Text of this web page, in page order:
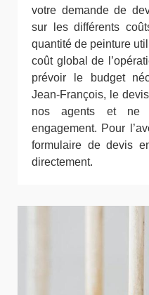
votre demande de
sur les différents
quantité de peinture
coût global de
prévoir le budget
Jean-François, le
nos agents et ne
engagement. Pour
formulaire de devis
directement.